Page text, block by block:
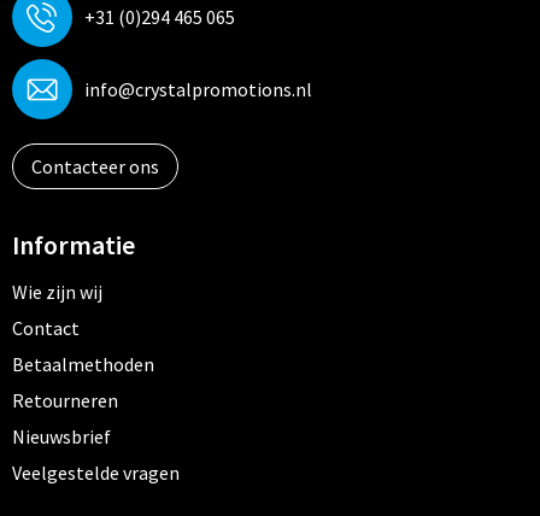
+31 (0)294 465 065
info@crystalpromotions.nl
Contacteer ons
Informatie
Wie zijn wij
Contact
Betaalmethoden
Retourneren
Nieuwsbrief
Veelgestelde vragen